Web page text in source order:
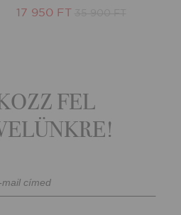
17 950 FT
FEL